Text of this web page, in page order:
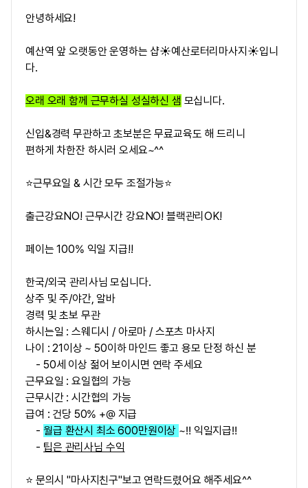
안녕하세요!
예산역 앞오랫동안 운영하는 샵☀️예산로터리마사지☀️입니
다.
오래 오래 함께 근무하실 성실하신 샘 모십니다.
신입&경력 무관하고 초보분은 무료교육도 해 드리니
편하게 차한잔 하시러 오세요~^^
⭐근무요일 & 시간 모두 조절가능⭐
출근강요NO! 근무시간 강요NO! 블랙관리OK!
페이는 100% 익일 지급!!
한국/외국 관리사님 모십니다.
상주 및 주/야간, 알바
경력 및 초보 무관
하시는일 : 스웨디시 / 아로마 / 스포츠 마사지
나이 : 21이상 ~ 50이하 마인드 좋고 용모 단정 하신 분
- 50세 이상 젊어 보이시면 연락 주세요
근무요일 : 요일협의 가능
근무시간 : 시간협의 가능
급여 : 건당 50% +@지급
- 월급 환산시 최소 600만원이상 ~‼ 익일지급‼
- 팁은 관리사님 수익
⭐ 문의시 "마사지친구"보고 연락드렸어요 해주세요^^